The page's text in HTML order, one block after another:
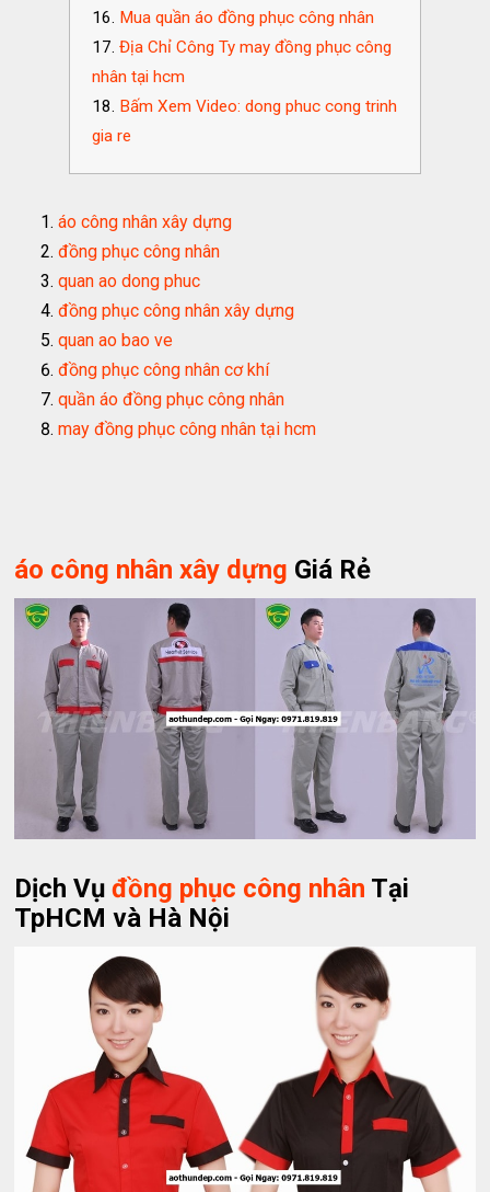
Mua quần áo đồng phục công nhân
Địa Chỉ Công Ty may đồng phục công
nhân tại hcm
Bấm Xem Video: dong phuc cong trinh
gia re
áo công nhân xây dựng
đồng phục công nhân
quan ao dong phuc
đồng phục công nhân xây dựng
quan ao bao ve
đồng phục công nhân cơ khí
quần áo đồng phục công nhân
may đồng phục công nhân tại hcm
áo công nhân xây dựng Giá Rẻ
Dịch Vụđồng phục công nhân Tại
TpHCM và Hà Nội